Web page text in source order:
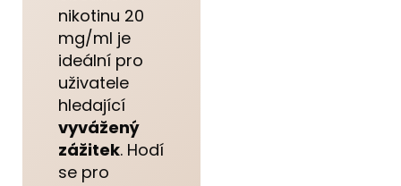
nikotinu 20
mg/ml je
ideální pro
uživatele
hledající
vyvážený
zážitek. Hodí
se pro